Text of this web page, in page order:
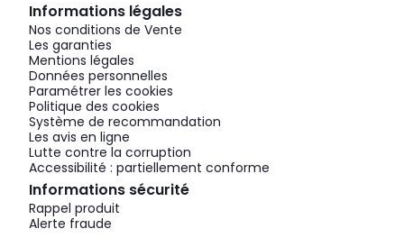
Informations légales
Nos conditions de Vente
Les garanties
Mentions légales
Données personnelles
Paramétrer les cookies
Politique des cookies
Système de recommandation
Les avis en ligne
Lutte contre la corruption
Accessibilité : partiellement conforme
Informations sécurité
Rappel produit
Alerte fraude